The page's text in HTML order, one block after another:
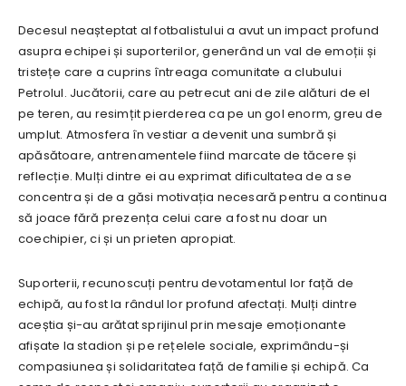
Decesul neașteptat al fotbalistului a avut un impact profund
asupra echipei și suporterilor, generând un val de emoții și
tristețe care a cuprins întreaga comunitate a clubului
Petrolul. Jucătorii, care au petrecut ani de zile alături de el
pe teren, au resimțit pierderea ca pe un gol enorm, greu de
umplut. Atmosfera în vestiar a devenit una sumbră și
apăsătoare, antrenamentele fiind marcate de tăcere și
reflecție. Mulți dintre ei au exprimat dificultatea de a se
concentra și de a găsi motivația necesară pentru a continua
să joace fără prezența celui care a fost nu doar un
coechipier, ci și un prieten apropiat.
Suporterii, recunoscuți pentru devotamentul lor față de
echipă, au fost la rândul lor profund afectați. Mulți dintre
aceștia și-au arătat sprijinul prin mesaje emoționante
afișate la stadion și pe rețelele sociale, exprimându-și
compasiunea și solidaritatea față de familie și echipă. Ca